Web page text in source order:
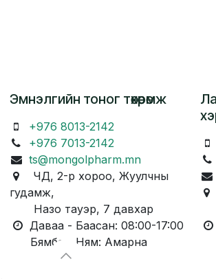
Эмнэлгийн тоног төхөөрөмж
+976 8013-2142
+976 7013-2142
ts@mongolpharm.mn
ЧД, 2-р хороо, Жуулчны
гудамж,
Назо тауэр, 7 давхар
Даваа - Баасан: 08:00-17:00
Бямба - Ням: Амарна